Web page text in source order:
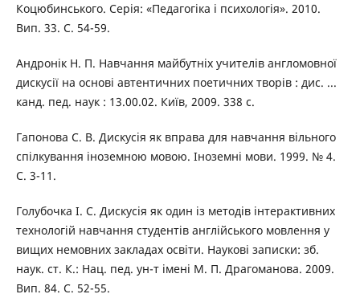
Коцюбинського. Серія: «Педагогіка і психологія». 2010.
Вип. 33. С. 54-59.
Андронік Н. П. Навчання майбутніх учителів англомовної
дискусії на основі автентичних поетичних творів : дис. ...
канд. пед. наук : 13.00.02. Київ, 2009. 338 с.
Гапонова С. В. Дискусія як вправа для навчання вільного
спілкування іноземною мовою. Іноземні мови. 1999. № 4.
С. 3-11.
Голубочка І. С. Дискусія як один із методів інтерактивних
технологій навчання студентів англійського мовлення у
вищих немовних закладах освіти. Наукові записки: зб.
наук. ст. К.: Нац. пед. ун-т імені М. П. Драгоманова. 2009.
Вип. 84. С. 52-55.